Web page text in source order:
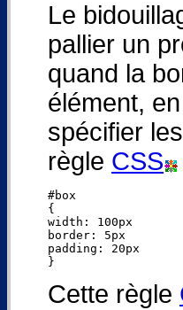
Le
pallier un
quand la
élément,
spécifier
règle CSS
#box
{
width: 100px
border: 5px
padding: 20px
Cette règle